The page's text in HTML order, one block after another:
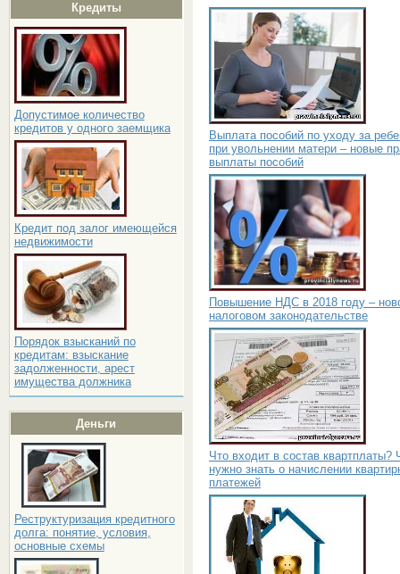
Кредиты
Допустимое количество
кредитов у одного заемщика
Кредит под залог имеющейся
недвижимости
Порядок взысканий по
кредитам: взыскание
задолженности, арест
имущества должника
Деньги
Реструктуризация кредитного
долга: понятие, условия,
основные схемы
Выплата пособий по уходу за
при увольнении матери – новые
выплаты пособий
Повышение НДС в 2018 году –
налоговом законодательстве
Что входит в состав квартплаты?
нужно знать о начислении
платежей